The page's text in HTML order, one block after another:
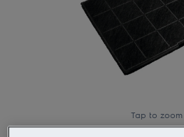
Tap to zoom